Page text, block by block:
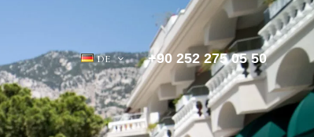
DE +90 252 275 05 50